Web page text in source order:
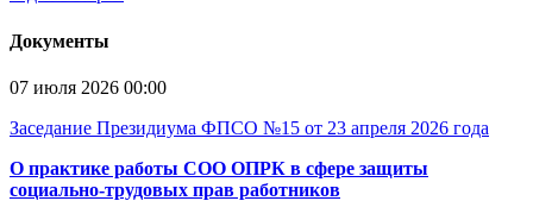
Документы
07 июля 2026 00:00
Заседание Президиума ФПСО №15 от 23 апреля 2026 года
О практике работы СОО ОПРК в сфере защиты
социально-трудовых прав работников